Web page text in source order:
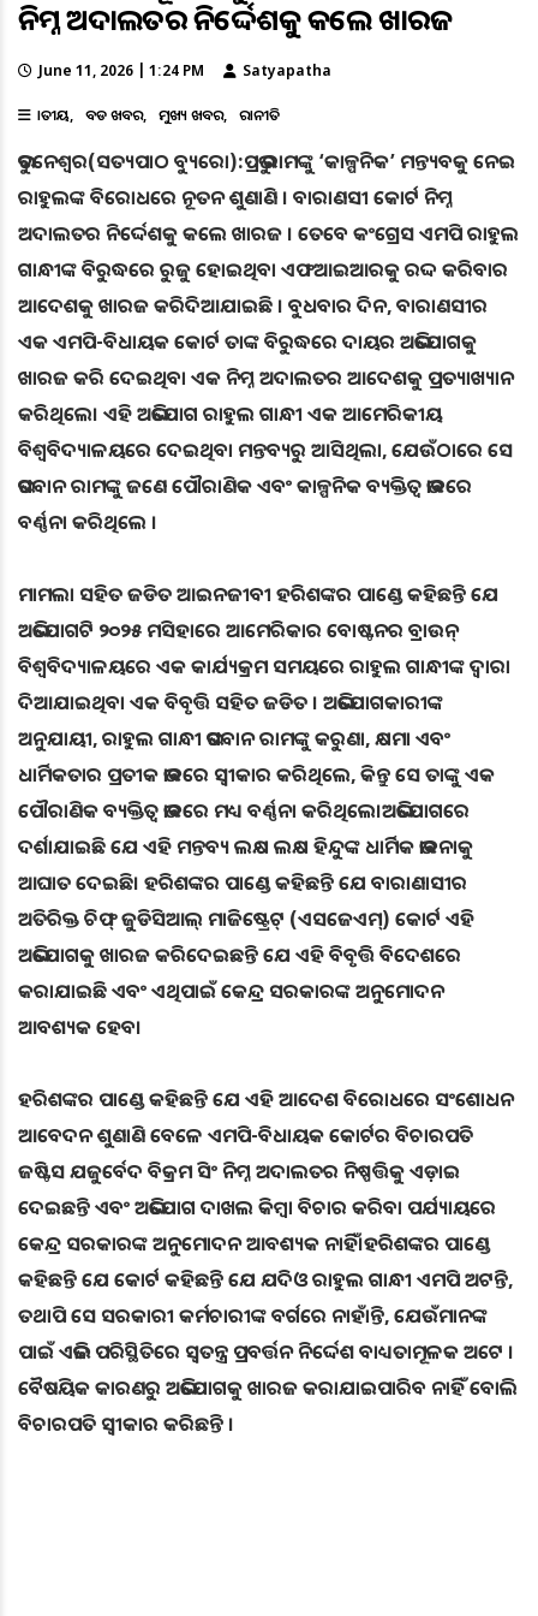
ନିମ୍ନ ଅଦାଲତର ନିର୍ଦ୍ଦେଶକୁ କଲେ ଖାରଜ
June 11, 2026 | 1:24 PM Satyapatha
ଜାତୀୟ ବଡ ଖବର ମୁଖ୍ୟ ଖବର ରାଜନୀତି
ଭୁବନେଶ୍ୱର(ସତ୍ୟପାଠ ବ୍ୟୁରୋ):ପ୍ରଭୁ ରାମଙ୍କୁ ‘କାଳ୍ପନିକ’ ମନ୍ତ୍ୟବକୁ ନେଇ
ରାହୁଲଙ୍କ ବିରୋଧରେ ନୂତନ ଶୁଣାଣି । ବାରାଣସୀ କୋର୍ଟ ନିମ୍ନ
ଅଦାଲତର ନିର୍ଦ୍ଦେଶକୁ କଲେ ଖାରଜ । ତେବେ କଂଗ୍ରେସ ଏମପି ରାହୁଲ
ଗାନ୍ଧୀଙ୍କ ବିରୁଦ୍ଧରେ ରୁଜୁ ହୋଇଥିବା ଏଫଆଇଆରକୁ ରଦ୍ଦ କରିବାର
ଆଦେଶକୁ ଖାରଜ କରିଦିଆଯାଇଛି । ବୁଧବାର ଦିନ, ବାରାଣସୀର
ଏକ ଏମପି-ବିଧାୟକ କୋର୍ଟ ତାଙ୍କ ବିରୁଦ୍ଧରେ ଦାୟର ଅଭିଯୋଗକୁ
ଖାରଜ କରି ଦେଇଥିବା ଏକ ନିମ୍ନ ଅଦାଲତର ଆଦେଶକୁ ପ୍ରତ୍ୟାଖ୍ୟାନ
କରିଥିଲେ। ଏହି ଅଭିଯୋଗ ରାହୁଲ ଗାନ୍ଧୀ ଏକ ଆମେରିକୀୟ
ବିଶ୍ୱବିଦ୍ୟାଳୟରେ ଦେଇଥିବା ମନ୍ତବ୍ୟରୁ ଆସିଥିଲା, ଯେଉଁଠାରେ ସେ
ଭଗବାନ ରାମଙ୍କୁ ଜଣେ ପୌରାଣିକ ଏବଂ କାଳ୍ପନିକ ବ୍ୟକ୍ତିତ୍ୱ ଭାବରେ
ବର୍ଣ୍ଣନା କରିଥିଲେ ।
ମାମଲା ସହିତ ଜଡିତ ଆଇନଜୀବୀ ହରିଶଙ୍କର ପାଣ୍ଡେ କହିଛନ୍ତି ଯେ
ଅଭିଯୋଗଟି ୨୦୨୫ ମସିହାରେ ଆମେରିକାର ବୋଷ୍ଟନର ବ୍ରାଉନ୍
ବିଶ୍ୱବିଦ୍ୟାଳୟରେ ଏକ କାର୍ଯ୍ୟକ୍ରମ ସମୟରେ ରାହୁଲ ଗାନ୍ଧୀଙ୍କ ଦ୍ୱାରା
ଦିଆଯାଇଥିବା ଏକ ବିବୃତ୍ତି ସହିତ ଜଡିତ । ଅଭିଯୋଗକାରୀଙ୍କ
ଅନୁଯାୟୀ, ରାହୁଲ ଗାନ୍ଧୀ ଭଗବାନ ରାମଙ୍କୁ କରୁଣା, କ୍ଷମା ଏବଂ
ଧାର୍ମିକତାର ପ୍ରତୀକ ଭାବରେ ସ୍ୱୀକାର କରିଥିଲେ, କିନ୍ତୁ ସେ ତାଙ୍କୁ ଏକ
ପୌରାଣିକ ବ୍ୟକ୍ତିତ୍ୱ ଭାବରେ ମଧ୍ୟ ବର୍ଣ୍ଣନା କରିଥିଲେ।ଅଭିଯୋଗରେ
ଦର୍ଶାଯାଇଛି ଯେ ଏହି ମନ୍ତବ୍ୟ ଲକ୍ଷ ଲକ୍ଷ ହିନ୍ଦୁଙ୍କ ଧାର୍ମିକ ଭାବନାକୁ
ଆଘାତ ଦେଇଛି। ହରିଶଙ୍କର ପାଣ୍ଡେ କହିଛନ୍ତି ଯେ ବାରାଣାସୀର
ଅତିରିକ୍ତ ଚିଫ୍ ଜୁଡିସିଆଲ୍ ମାଜିଷ୍ଟ୍ରେଟ୍ (ଏସଜେଏମ୍) କୋର୍ଟ ଏହି
ଅଭିଯୋଗକୁ ଖାରଜ କରିଦେଇଛନ୍ତି ଯେ ଏହି ବିବୃତ୍ତି ବିଦେଶରେ
କରାଯାଇଛି ଏବଂ ଏଥିପାଇଁ କେନ୍ଦ୍ର ସରକାରଙ୍କ ଅନୁମୋଦନ
ଆବଶ୍ୟକ ହେବ।
ହରିଶଙ୍କର ପାଣ୍ଡେ କହିଛନ୍ତି ଯେ ଏହି ଆଦେଶ ବିରୋଧରେ ସଂଶୋଧନ
ଆବେଦନ ଶୁଣାଣି ବେଳେ ଏମପି-ବିଧାୟକ କୋର୍ଟର ବିଚାରପତି
ଜଷ୍ଟିସ ଯଜୁର୍ବେଦ ବିକ୍ରମ ସିଂ ନିମ୍ନ ଅଦାଲତର ନିଷ୍ପତ୍ତିକୁ ଏଡ଼ାଇ
ଦେଇଛନ୍ତି ଏବଂ ଅଭିଯୋଗ ଦାଖଲ କିମ୍ବା ବିଚାର କରିବା ପର୍ଯ୍ୟାୟରେ
କେନ୍ଦ୍ର ସରକାରଙ୍କ ଅନୁମୋଦନ ଆବଶ୍ୟକ ନାହିଁ।ହରିଶଙ୍କର ପାଣ୍ଡେ
କହିଛନ୍ତି ଯେ କୋର୍ଟ କହିଛନ୍ତି ଯେ ଯଦିଓ ରାହୁଲ ଗାନ୍ଧୀ ଏମପି ଅଟନ୍ତି,
ତଥାପି ସେ ସରକାରୀ କର୍ମଚାରୀଙ୍କ ବର୍ଗରେ ନାହାଁନ୍ତି, ଯେଉଁମାନଙ୍କ
ପାଇଁ ଏଭଳି ପରିସ୍ଥିତିରେ ସ୍ୱତନ୍ତ୍ର ପ୍ରବର୍ତ୍ତନ ନିର୍ଦ୍ଦେଶ ବାଧ୍ୟତାମୂଳକ ଅଟେ ।
ବୈଷୟିକ କାରଣରୁ ଅଭିଯୋଗକୁ ଖାରଜ କରାଯାଇପାରିବ ନାହିଁ ବୋଲି
ବିଚାରପତି ସ୍ୱୀକାର କରିଛନ୍ତି ।